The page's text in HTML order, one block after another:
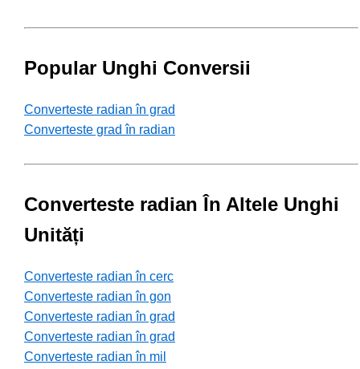
Popular Unghi Conversii
Converteste radian în grad
Converteste grad în radian
Converteste radian În Altele Unghi
Unități
Converteste radian în cerc
Converteste radian în gon
Converteste radian în grad
Converteste radian în grad
Converteste radian în mil